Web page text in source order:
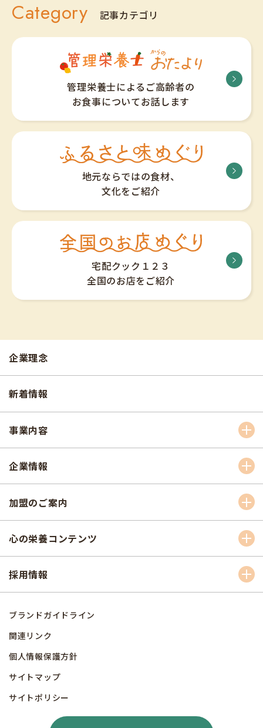
Category 記事カテゴリ
管理栄養士によるご高齢者の
お食事についてお話します
地元ならではの食材、
文化をご紹介
宅配クック１２３
全国のお店をご紹介
企業理念
新着情報
事業内容
企業情報
加盟のご案内
心の栄養コンテンツ
採用情報
ブランドガイドライン
関連リンク
個人情報保護方針
サイトマップ
サイトポリシー